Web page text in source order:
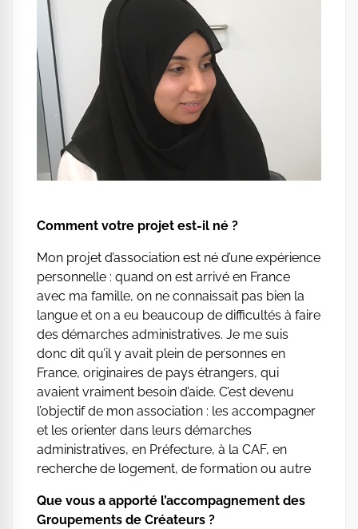
Comment votre projet est-il né ?
Mon projet d’association est né d’une expérience
personnelle : quand on est arrivé en France
avec ma famille, on ne connaissait pas bien la
langue et on a eu beaucoup de difficultés à faire
des démarches administratives. Je me suis
donc dit qu’il y avait plein de personnes en
France, originaires de pays étrangers, qui
avaient vraiment besoin d’aide. C’est devenu
l’objectif de mon association : les accompagner
et les orienter dans leurs démarches
administratives, en Préfecture, à la CAF, en
recherche de logement, de formation ou autre
Que vous a apporté l’accompagnement des
Groupements de Créateurs ?